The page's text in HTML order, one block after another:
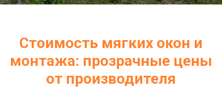
Стоимость мягких окон и
монтажа: прозрачные цены
от производителя